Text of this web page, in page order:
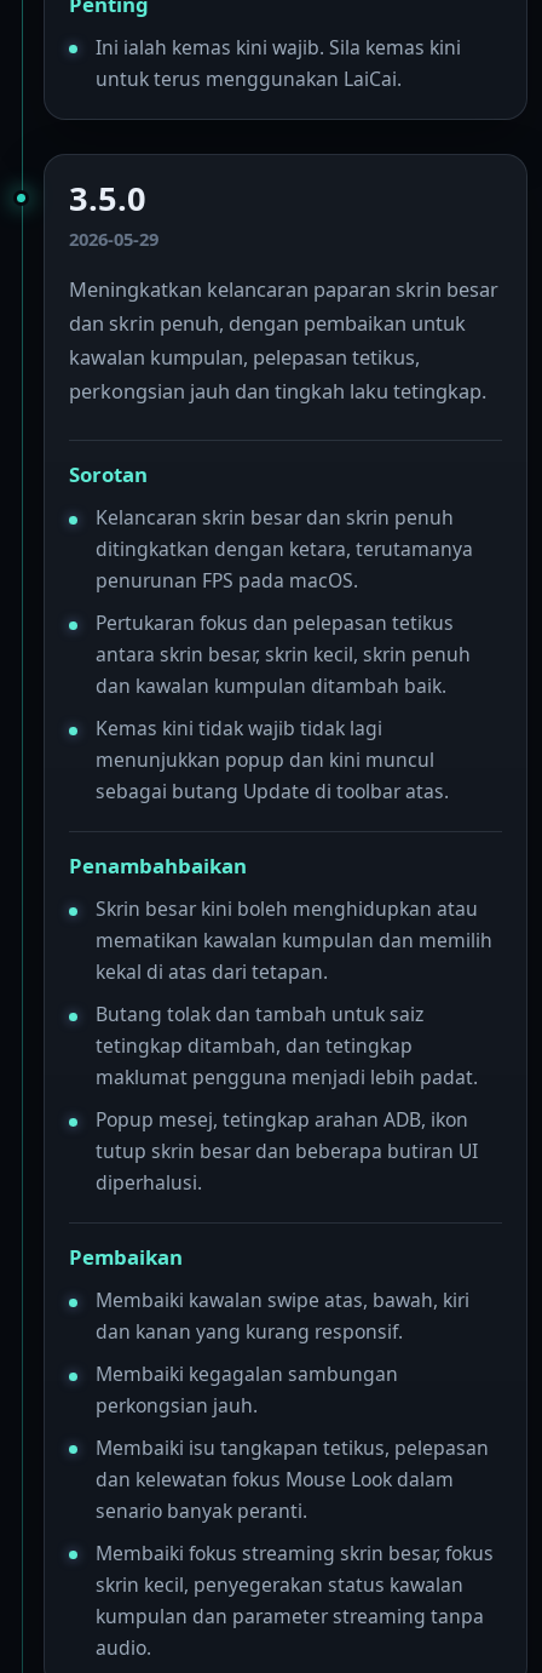
Ini ialah kemas kini wajib. Sila kemas kini
untuk terus menggunakan LaiCai.
3.5.0
2026-05-29
Meningkatkan kelancaran paparan skrin besar
dan skrin penuh, dengan pembaikan untuk
kawalan kumpulan, pelepasan tetikus,
perkongsian jauh dan tingkah laku tetingkap.
Sorotan
Kelancaran skrin besar dan skrin penuh
ditingkatkan dengan ketara, terutamanya
penurunan FPS pada macOS.
Pertukaran fokus dan pelepasan tetikus
antara skrin besar, skrin kecil, skrin penuh
dan kawalan kumpulan ditambah baik.
Kemas kini tidak wajib tidak lagi
menunjukkan popup dan kini muncul
sebagai butang Update di toolbar atas.
Penambahbaikan
Skrin besar kini boleh menghidupkan atau
mematikan kawalan kumpulan dan memilih
kekal di atas dari tetapan.
Butang tolak dan tambah untuk saiz
tetingkap ditambah, dan tetingkap
maklumat pengguna menjadi lebih padat.
Popup mesej, tetingkap arahan ADB, ikon
tutup skrin besar dan beberapa butiran UI
diperhalusi.
Pembaikan
Membaiki kawalan swipe atas, bawah, kiri
dan kanan yang kurang responsif.
Membaiki kegagalan sambungan
perkongsian jauh.
Membaiki isu tangkapan tetikus, pelepasan
dan kelewatan fokus Mouse Look dalam
senario banyak peranti.
Membaiki fokus streaming skrin besar, fokus
skrin kecil, penyegerakan status kawalan
kumpulan dan parameter streaming tanpa
audio.